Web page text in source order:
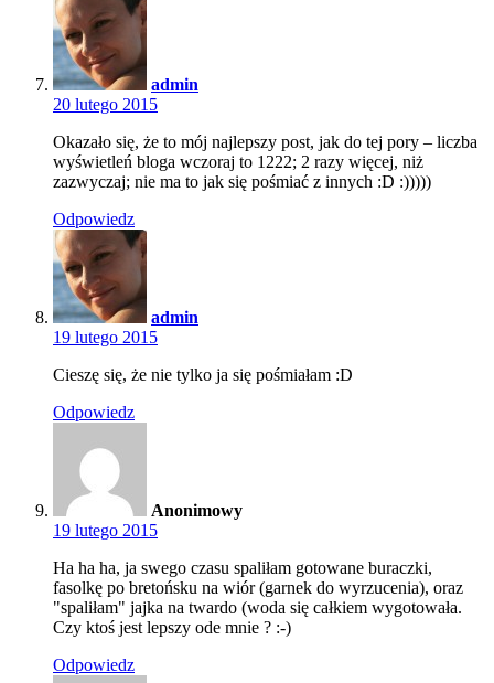
admin
20 lutego 2015
Okazało się, że to mój najlepszy post, jak do tej pory – liczba
wyświetleń bloga wczoraj to 1222; 2 razy więcej, niż
zazwyczaj; nie ma to jak się pośmiać z innych :D :)))))
Odpowiedz
admin
19 lutego 2015
Cieszę się, że nie tylko ja się pośmiałam :D
Odpowiedz
Anonimowy
19 lutego 2015
Ha ha ha, ja swego czasu spaliłam gotowane buraczki,
fasolkę po bretońsku na wiór (garnek do wyrzucenia), oraz
"spaliłam" jajka na twardo (woda się całkiem wygotowała.
Czy ktoś jest lepszy ode mnie ? :-)
Odpowiedz